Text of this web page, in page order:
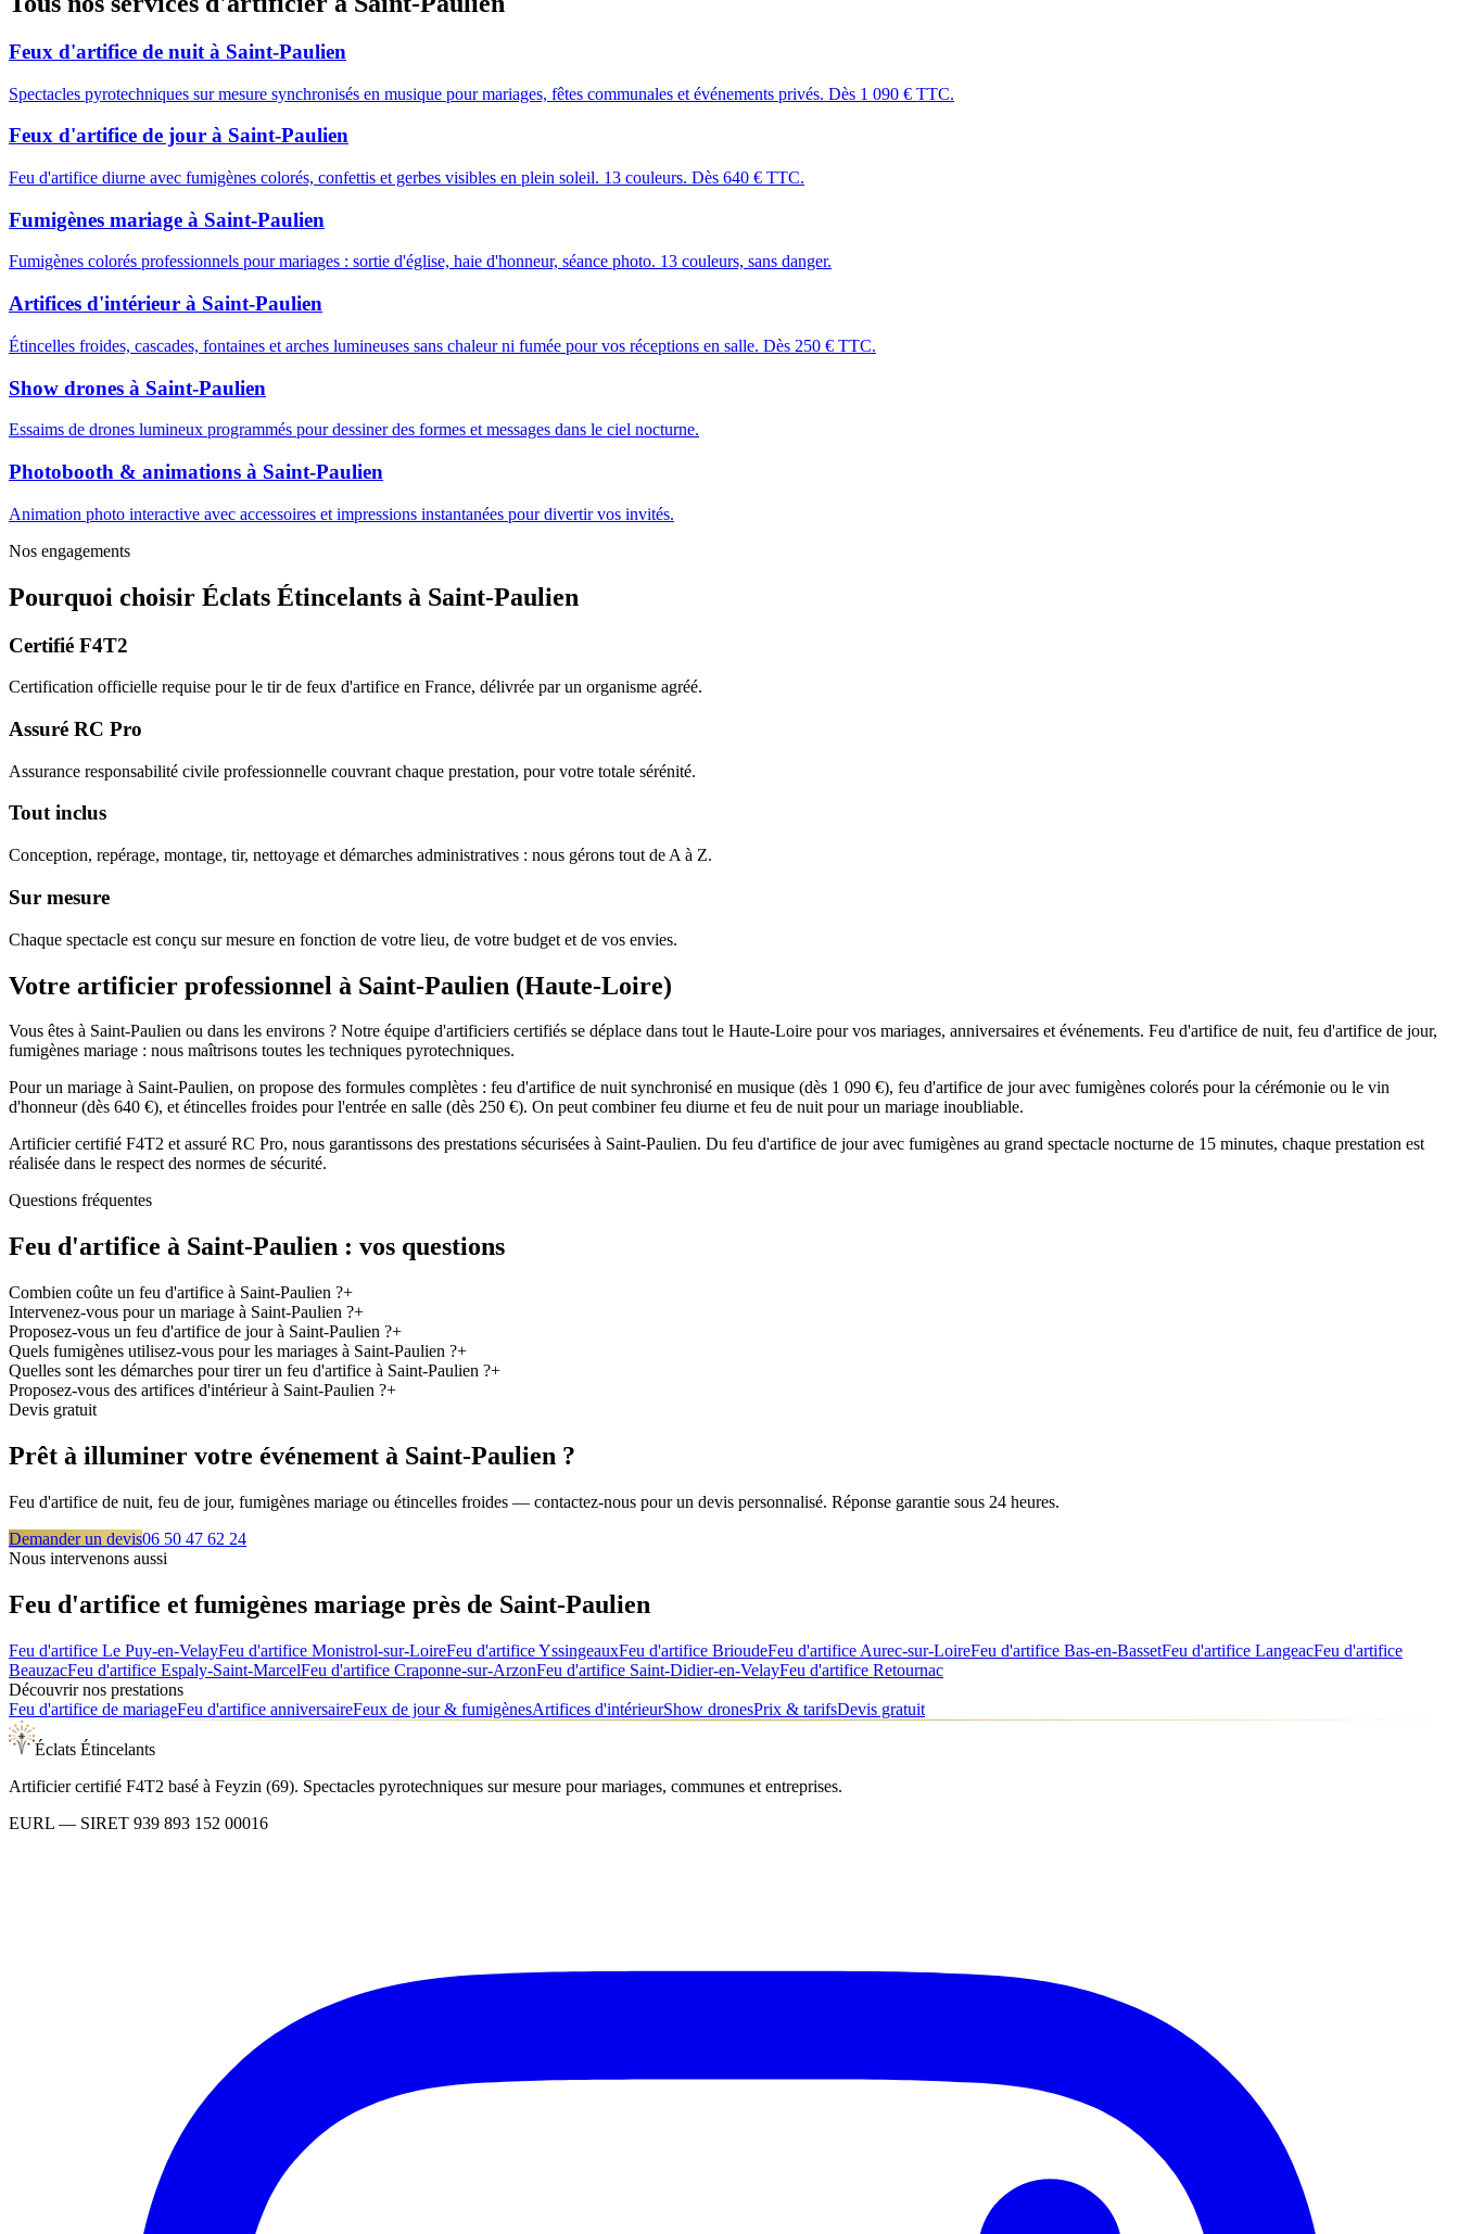
Feux d'artifice de nuit à Saint-Paulien
Spectacles pyrotechniques sur mesure synchronisés en musique pour mariages, fêtes communales et événements privés. Dès 1 090 € TTC.
Feux d'artifice de jour à Saint-Paulien
Feu d'artifice diurne avec fumigènes colorés, confettis et gerbes visibles en plein soleil. 13 couleurs. Dès 640 € TTC.
Fumigènes mariage à Saint-Paulien
Fumigènes colorés professionnels pour mariages : sortie d'église, haie d'honneur, séance photo. 13 couleurs, sans danger.
Artifices d'intérieur à Saint-Paulien
Étincelles froides, cascades, fontaines et arches lumineuses sans chaleur ni fumée pour vos réceptions en salle. Dès 250 € TTC.
Show drones à Saint-Paulien
Essaims de drones lumineux programmés pour dessiner des formes et messages dans le ciel nocturne.
Photobooth & animations à Saint-Paulien
Animation photo interactive avec accessoires et impressions instantanées pour divertir vos invités.
Nos engagements
Pourquoi choisir Éclats Étincelants à Saint-Paulien
Certifié F4T2
Certification officielle requise pour le tir de feux d'artifice en France, délivrée par un organisme agréé.
Assuré RC Pro
Assurance responsabilité civile professionnelle couvrant chaque prestation, pour votre totale sérénité.
Tout inclus
Conception, repérage, montage, tir, nettoyage et démarches administratives : nous gérons tout de A à Z.
Sur mesure
Chaque spectacle est conçu sur mesure en fonction de votre lieu, de votre budget et de vos envies.
Votre artificier professionnel à Saint-Paulien (Haute-Loire)
Vous êtes à Saint-Paulien ou dans les environs ? Notre équipe d'artificiers certifiés se déplace dans tout le Haute-Loire pour vos mariages, anniversaires et événements. Feu d'artifice de nuit, feu d'artifice de jour,
fumigènes mariage : nous maîtrisons toutes les techniques pyrotechniques.
Pour un mariage à Saint-Paulien, on propose des formules complètes : feu d'artifice de nuit synchronisé en musique (dès 1 090 €), feu d'artifice de jour avec fumigènes colorés pour la cérémonie ou le vin
d'honneur (dès 640 €), et étincelles froides pour l'entrée en salle (dès 250 €). On peut combiner feu diurne et feu de nuit pour un mariage inoubliable.
Artificier certifié F4T2 et assuré RC Pro, nous garantissons des prestations sécurisées à Saint-Paulien. Du feu d'artifice de jour avec fumigènes au grand spectacle nocturne de 15 minutes, chaque prestation est
réalisée dans le respect des normes de sécurité.
Questions fréquentes
Feu d'artifice à Saint-Paulien : vos questions
Combien coûte un feu d'artifice à Saint-Paulien ?+
Intervenez-vous pour un mariage à Saint-Paulien ?+
Proposez-vous un feu d'artifice de jour à Saint-Paulien ?+
Quels fumigènes utilisez-vous pour les mariages à Saint-Paulien ?+
Quelles sont les démarches pour tirer un feu d'artifice à Saint-Paulien ?+
Proposez-vous des artifices d'intérieur à Saint-Paulien ?+
Devis gratuit
Prêt à illuminer votre événement à Saint-Paulien ?
Feu d'artifice de nuit, feu de jour, fumigènes mariage ou étincelles froides — contactez-nous pour un devis personnalisé. Réponse garantie sous 24 heures.
Demander un devis06 50 47 62 24
Nous intervenons aussi
Feu d'artifice et fumigènes mariage près de Saint-Paulien
Feu d'artifice Le Puy-en-VelayFeu d'artifice Monistrol-sur-LoireFeu d'artificeYssingeauxFeu d'artifice BrioudeFeu d'artifice Aurec-sur-LoireFeu d'artifice Bas-en-BassetFeu d'artifice LangeacFeu d'artifice
BeauzacFeu d'artifice Espaly-Saint-MarcelFeu d'artifice Craponne-sur-ArzonFeu d'artifice Saint-Didier-en-VelayFeu d'artifice Retournac
Découvrir nos prestations
Feu d'artifice de mariageFeu d'artifice anniversaireFeux de jour & fumigènesArtifices d'intérieurShow dronesPrix & tarifsDevis gratuit
Éclats Étincelants
Artificier certifié F4T2 basé à Feyzin (69). Spectacles pyrotechniques sur mesure pour mariages, communes et entreprises.
EURL — SIRET 939 893 152 00016